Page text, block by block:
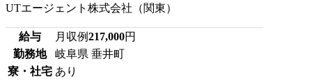
UTエージェント株式会社（関東）
給与 月収例217,000円
勤務地
岐阜県 垂井町
寮・社宅 あり